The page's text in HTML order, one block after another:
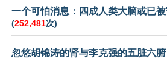
一个可怕消息：四成人类大脑或已
(252,481次)
忽悠胡锦涛的肾与李克强的五脏六腑